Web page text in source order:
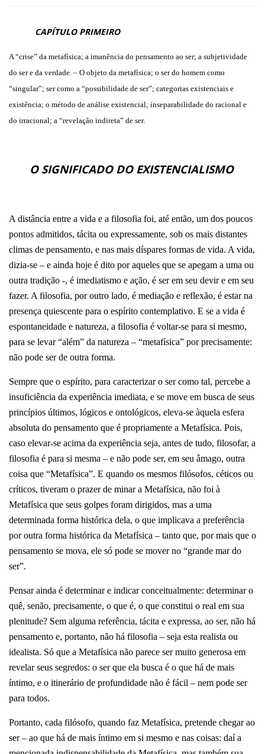
CAPÍTULO PRIMEIRO
A “crise” da metafísica; a imanência do pensamento ao ser; a subjetividade
do ser e da verdade. – O objeto da metafísica; o ser do homem como
“singular”; ser como a “possibilidade de ser”; categorias existenciais e
existência; o método de análise existencial; inseparabilidade do racional e
do irracional; a “revelação indireta” de ser.
O SIGNIFICADO DO EXISTENCIALISMO
A distância entre a vida e a filosofia foi, até então, um dos poucos
pontos admitidos, tácita ou expressamente, sob os mais distantes
climas de pensamento, e nas mais díspares formas de vida. A vida,
dizia-se – e ainda hoje é dito por aqueles que se apegam a uma ou
outra tradição -, é imediatismo e ação, é ser em seu devir e em seu
fazer. A filosofia, por outro lado, é mediação e reflexão, é estar na
presença quiescente para o espírito contemplativo. E se a vida é
espontaneidade e natureza, a filosofia é voltar-se para si mesmo,
para se levar “além” da natureza – “metafísica” por precisamente:
não pode ser de outra forma.
Sempre que o espírito, para caracterizar o ser como tal, percebe a
insuficiência da experiência imediata, e se move em busca de seus
princípios últimos, lógicos e ontológicos, eleva-se àquela esfera
absoluta do pensamento que é propriamente a Metafísica. Pois,
caso elevar-se acima da experiência seja, antes de tudo, filosofar, a
filosofia é para si mesma – e não pode ser, em seu âmago, outra
coisa que “Metafísica”. E quando os mesmos filósofos, céticos ou
críticos, tiveram o prazer de minar a Metafísica, não foi à
Metafísica que seus golpes foram dirigidos, mas a uma
determinada forma histórica dela, o que implicava a preferência
por outra forma histórica da Metafísica – tanto que, por mais que o
pensamento se mova, ele só pode se mover no “grande mar do
ser”.
Pensar ainda é determinar e indicar conceitualmente: determinar o
quê, senão, precisamente, o que é, o que constitui o real em sua
plenitude? Sem alguma referência, tácita e expressa, ao ser, não há
pensamento e, portanto, não há filosofia – seja esta realista ou
idealista. Só que a Metafísica não parece ser muito generosa em
revelar seus segredos: o ser que ela busca é o que há de mais
íntimo, e o itinerário de profundidade não é fácil – nem pode ser
para todos.
Portanto, cada filósofo, quando faz Metafísica, pretende chegar ao
ser – ao que há de mais íntimo em si mesmo e nas coisas: daí a